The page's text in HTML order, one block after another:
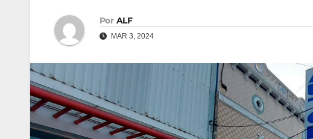
Por ALF
MAR 3, 2024